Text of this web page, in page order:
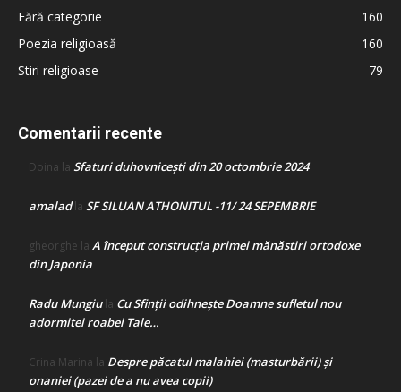
Fără categorie
160
Poezia religioasă
160
Stiri religioase
79
Comentarii recente
Doina la Sfaturi duhovnicești din 20 octombrie 2024
amaladla SF SILUAN ATHONITUL -11/ 24 SEPEMBRIE
gheorghe la A început construcţia primei mănăstiri ortodoxe
din Japonia
Radu Mungiula Cu Sfinții odihnește Doamne sufletul nou
adormitei roabei Tale…
Crina Marina la Despre păcatul malahiei (masturbării) şi
onaniei (pazei de a nu avea copii)